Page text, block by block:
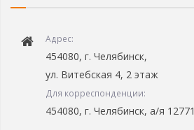
Адрес:
454080, г. Челябинск,
ул. Витебская 4, 2 этаж
Для корреспонденции:
454080, г. Челябинск, а/я 12771